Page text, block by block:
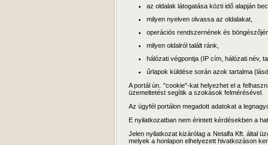
az oldalak látogatása közti idő alapján
milyen nyelven olvassa az oldalakat,
operációs rendszernének és
milyen oldalról talált ránk,
hálózati végpontja (IP cím, hálózati név,
űrlapok küldése során azok tartalma
A portál ún. "cookie"-kat helyezhet el a
üzemeltetést segítik a szokások felmérésével.
Az ügyfél portálon megadott adatokat a
E nyilatkozatban nem érintett kérdésekben a
Jelen nyilatkozat kizárólag a Netalfa Kft. által
melyek a honlapon elhelyezett hivatkozáson